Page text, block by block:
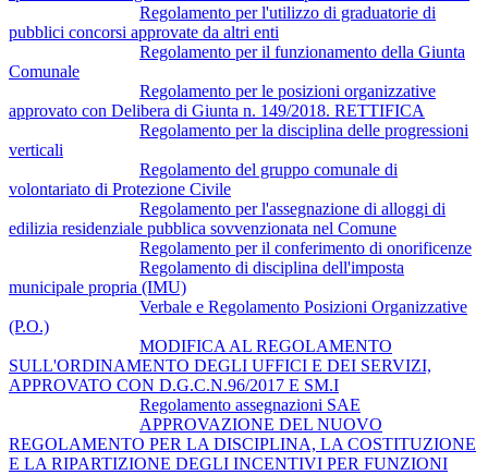
Regolamento per l'utilizzo di graduatorie di
pubblici concorsi approvate da altri enti
Regolamento per il funzionamento della Giunta
Comunale
Regolamento per le posizioni organizzative
approvato con Delibera di Giunta n. 149/2018. RETTIFICA
Regolamento per la disciplina delle progressioni
verticali
Regolamento del gruppo comunale di
volontariato di Protezione Civile
Regolamento per l'assegnazione di alloggi di
edilizia residenziale pubblica sovvenzionata nel Comune
Regolamento per il conferimento di onorificenze
Regolamento di disciplina dell'imposta
municipale propria (IMU)
Verbale e Regolamento Posizioni Organizzative
(P.O.)
MODIFICA AL REGOLAMENTO
SULL'ORDINAMENTO DEGLI UFFICI E DEI SERVIZI,
APPROVATO CON D.G.C.N.96/2017 E SM.I
Regolamento assegnazioni SAE
APPROVAZIONE DEL NUOVO
REGOLAMENTO PER LA DISCIPLINA, LA COSTITUZIONE
E LA RIPARTIZIONE DEGLI INCENTIVI PER FUNZIONI